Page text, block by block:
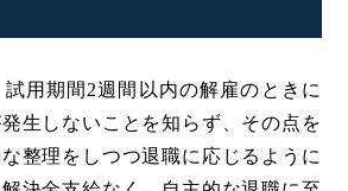
用期間2週間以内の解雇のときに
生しないことを知らず、その点を
整理をしつつ退職に応じるように